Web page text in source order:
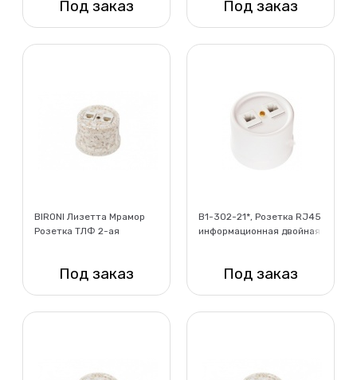
Под заказ
Нет в наличии
Под заказ
Нет в наличии
BIRONI Лизетта Мрамор
Розетка ТЛФ 2-ая
Под заказ
Нет в наличии
B1-302-21*, Розетка RJ45
информационная двойная,
Под заказ
Нет в наличии